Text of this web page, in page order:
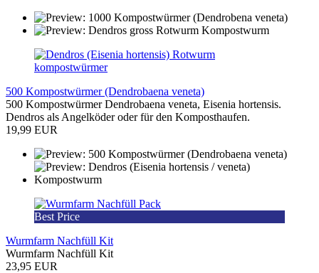
500 Kompostwürmer (Dendrobaena veneta)
500 Kompostwürmer Dendrobaena veneta, Eisenia hortensis.
Dendros als Angelköder oder für den Komposthaufen.
19,99 EUR
Best Price
Wurmfarm Nachfüll Kit
Wurmfarm Nachfüll Kit
23,95 EUR